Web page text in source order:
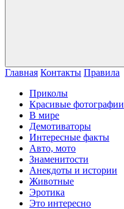
Главная Контакты Правила
Приколы
Красивые фотографии
В мире
Демотиваторы
Интересные факты
Авто, мото
Знаменитости
Анекдоты и истории
Животные
Эротика
Это интересно